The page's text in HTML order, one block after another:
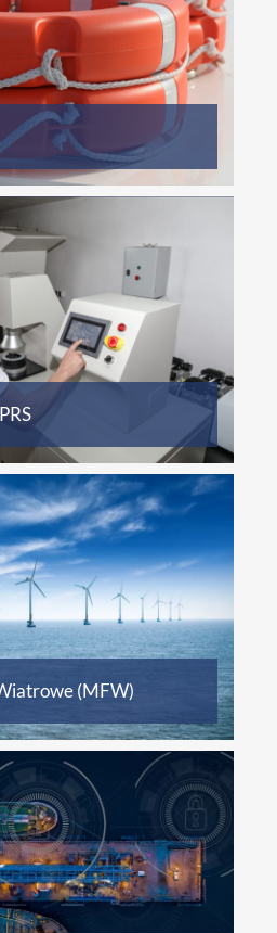
na potrzeby
(MFW)
procesów,
dla Morskich Farm
zarządzania
systemów ochrony